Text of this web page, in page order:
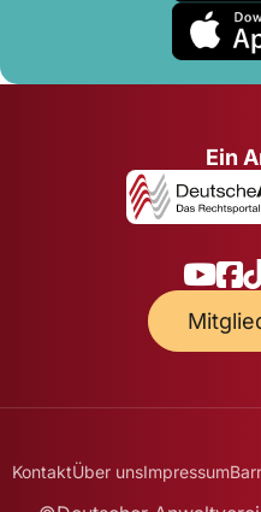
Ein
KontaktÜber unsImpressum